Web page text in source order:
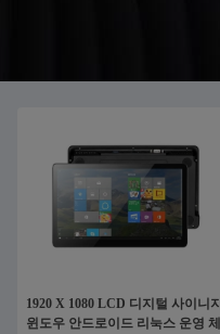
1920 X 1080 LCD 디지털 사이니지
윈도우 안드로이드 리눅스 운영 체